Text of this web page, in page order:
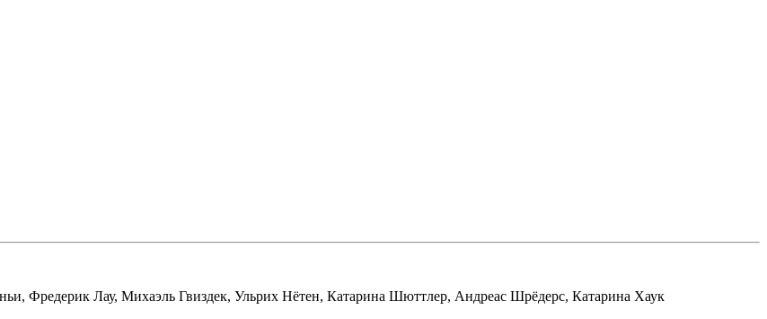
, Фредерик Лау, Михаэль Гвиздек, Ульрих Нётен, Катарина Шюттлер, Андреас Шрёдерс, Катарина Хаук